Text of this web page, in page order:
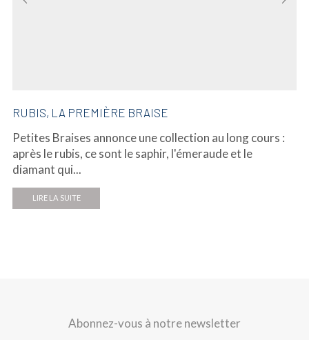
RUBIS, LA PREMIÈRE BRAISE
Petites Braises annonce une collection au long cours :
après le rubis, ce sont le saphir, l'émeraude et le
diamant qui...
LIRE LA SUITE
Abonnez-vous à notre newsletter